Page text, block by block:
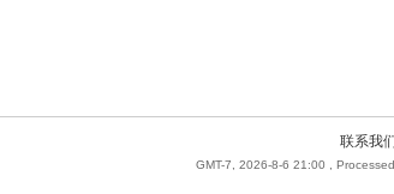
联系我
GMT-7, 2026-8-6 21:00 ,